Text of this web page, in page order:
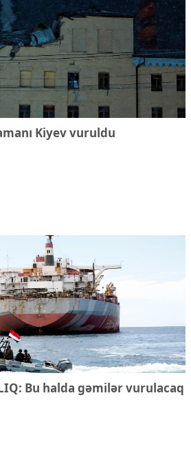
Kiyev vuruldu
Bu halda gəmilər vurulacaq